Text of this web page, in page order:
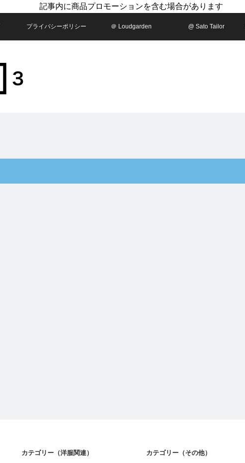
記事内に商品プロモーションを含む場合があります
プライバシーポリシー ＠ Loudgarden @ Sato Tailor
カテゴリー（洋服関連） カテゴリー（その他）